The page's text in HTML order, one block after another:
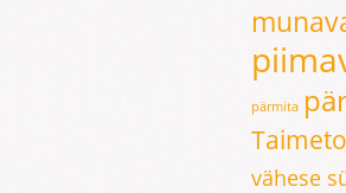
pärmita
vähese